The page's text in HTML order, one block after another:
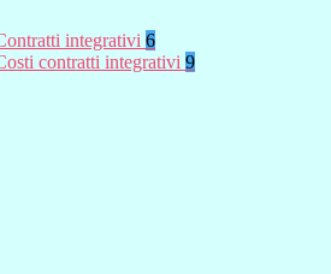
integrativi 6
contratti integrativi 9